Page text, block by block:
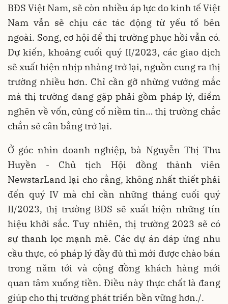
BĐS Việt Nam, sẽ còn nhiều áp lực do kinh tế Việt
Nam vẫn sẽ chịu các tác động từ yếu tố bên
ngoài. Song, cơ hội để thị trường phục hồi vẫn có.
Dự kiến, khoảng cuối quý II/2023, các giao dịch
sẽ xuất hiện nhịp nhàng trở lại, nguồn cung ra thị
trường nhiều hơn. Chỉ cần gỡ những vướng mắc
mà thị trường đang gặp phải gồm pháp lý, điểm
nghẽn về vốn, củng cố niềm tin… thị trường chắc
chắn sẽ cân bằng trở lại.
Ở góc nhìn doanh nghiệp, bà Nguyễn Thị Thu
Huyền - Chủ tịch Hội đồng thành viên
NewstarLand lại cho rằng, không nhất thiết phải
đến quý IV mà chỉ cần những tháng cuối quý
II/2023, thị trường BĐS sẽ xuất hiện những tín
hiệu khởi sắc. Tuy nhiên, thị trường 2023 sẽ có
sự thanh lọc mạnh mẽ. Các dự án đáp ứng nhu
cầu thực, có pháp lý đầy đủ thì mới được chào bán
trong năm tới và cộng đồng khách hàng mới
quan tâm xuống tiền. Điều này thực chất là đang
giúp cho thị trường phát triển bền vững hơn./.